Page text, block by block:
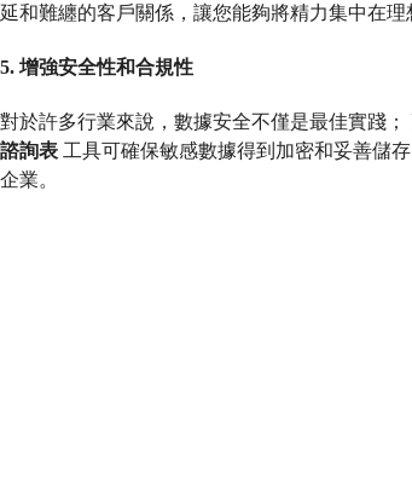
延和難纏的客戶關係，讓您能夠將精力集中在理
5. 增強安全性和合規性
對於許多行業來說，數據安全不僅是最佳實踐
諮詢表 工具可確保敏感數據得到加密和妥善儲
企業。